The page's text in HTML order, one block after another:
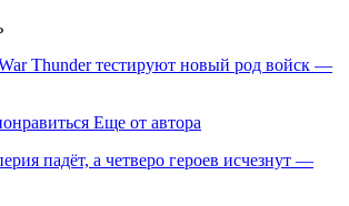
Thunder тестируют новый род войск —
Еще от автора
падёт, а четверо героев исчезнут —